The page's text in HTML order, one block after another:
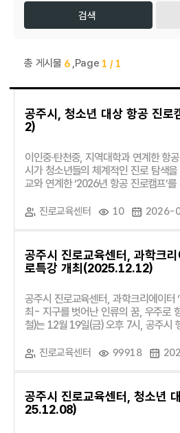
총 게시물 6 ,Page 1 / 1
공주시, 청소년 대상 항공 진
2)
이인중·탄천중, 지역대학과 연계한 항
시가 청소년들의 체계적인 진로 탐색
교와 연계한 ‘2026년 항공 진로캠프’
진로교육센터 10 2026-
공주시 진로교육센터, 과학크리
로특강 개최(2025.12.12)
공주시 진로교육센터, 과학크리에이터
최- 지구를 벗어난 인류의 꿈, 우주로
철)는 12월 19일(금) 오후 7시, 공주시
진로교육센터 99918
공주시 진로교육센터, 청소년
25.12.08)